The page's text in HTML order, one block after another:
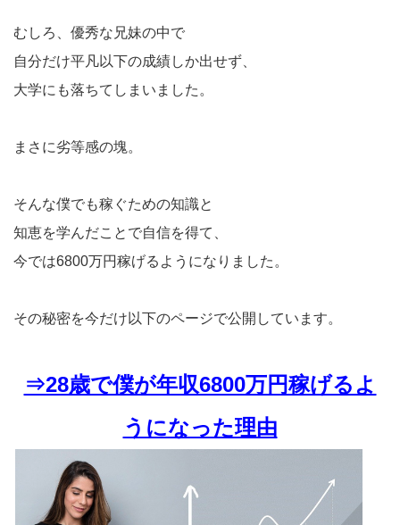
むしろ、優秀な兄妹の中で
自分だけ平凡以下の成績しか出せず、
大学にも落ちてしまいました。
まさに劣等感の塊。
そんな僕でも稼ぐための知識と
知恵を学んだことで自信を得て、
今では6800万円稼げるようになりました。
その秘密を今だけ以下のページで公開しています。
⇒28歳で僕が年収6800万円稼げるよ
うになった理由